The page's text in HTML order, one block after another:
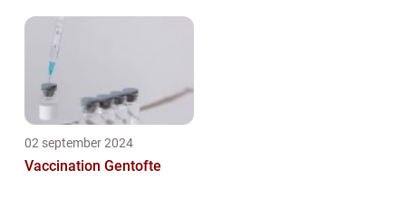
02 september 2024
Vaccination Gentofte